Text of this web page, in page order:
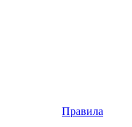
Правила